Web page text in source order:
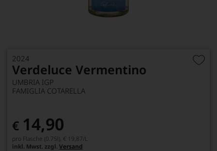
2024
Verdeluce Vermentino
UMBRIA IGP
FAMIGLIA COTARELLA
€ 14,90
pro Flasche (0.75l), € 19,87/L
inkl. Mwst. zzgl. Versand